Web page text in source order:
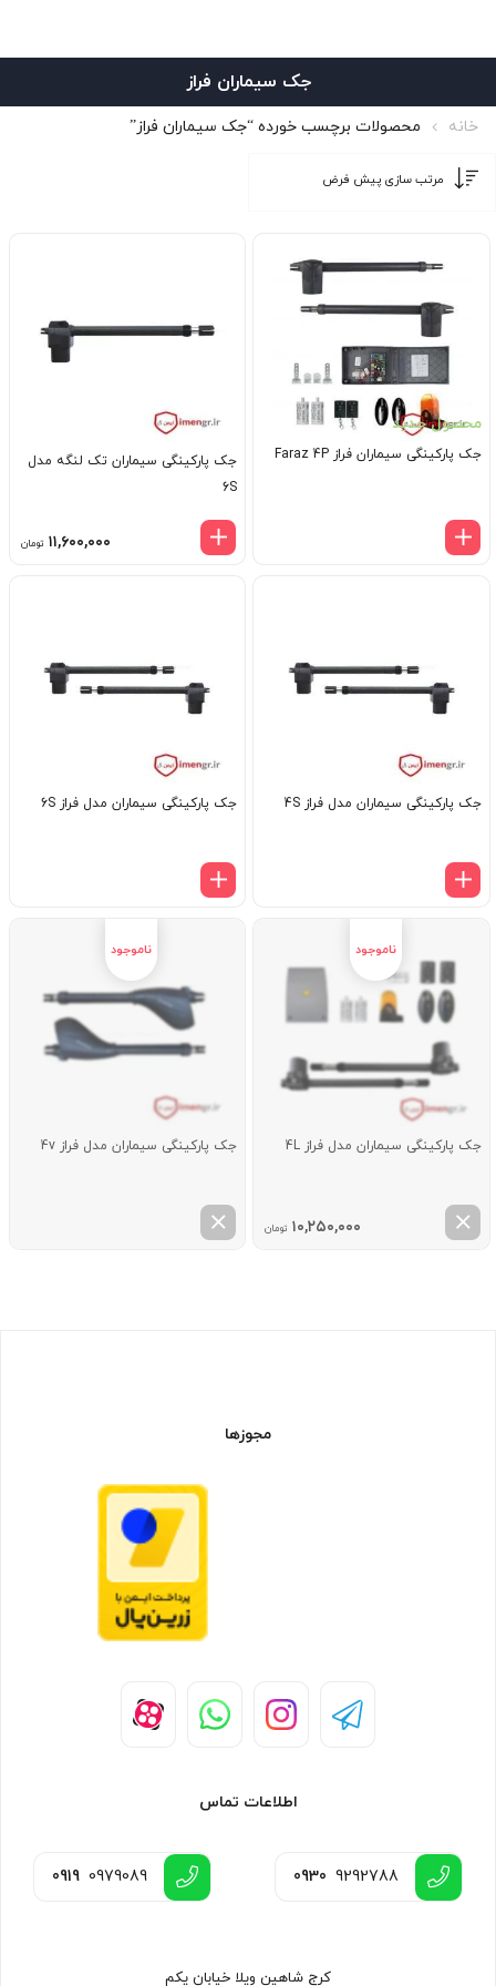
جک سیماران فراز
خانه محصولات برچسب خورده “جک سیماران فراز”
محصول جدید
جک پارکینگی سیماران فراز Faraz 4P
جک پارکینگی سیماران تک لنگه مدل
6S
۱۱,۶۰۰,۰۰۰ تومان
جک پارکینگی سیماران مدل فراز 4S جک پارکینگی سیماران مدل فراز 6S
جک پارکینگی سیماران مدل فراز 4L
۱۰,۲۵۰,۰۰۰ تومان
جک پارکینگی سیماران مدل فراز 4v
مجوزها
اطلاعات تماس
0930 9292788
0919 0979089
کرج شاهین ویلا خیابان یکم